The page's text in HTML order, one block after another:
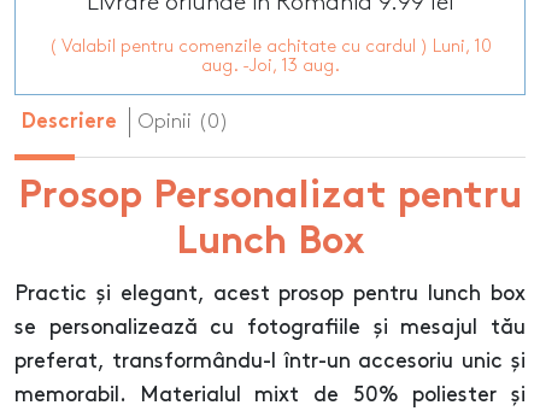
( Valabil pentru comenzile achitate cu cardul ) Luni, 10
aug. -Joi, 13 aug.
Descriere Opinii (0)
Prosop Personalizat pentru
Lunch Box
Practic și elegant, acest prosop pentru lunch box
se personalizează cu fotografiile și mesajul tău
preferat, transformându-l într-un accesoriu unic și
memorabil. Materialul mixt de 50% poliester și